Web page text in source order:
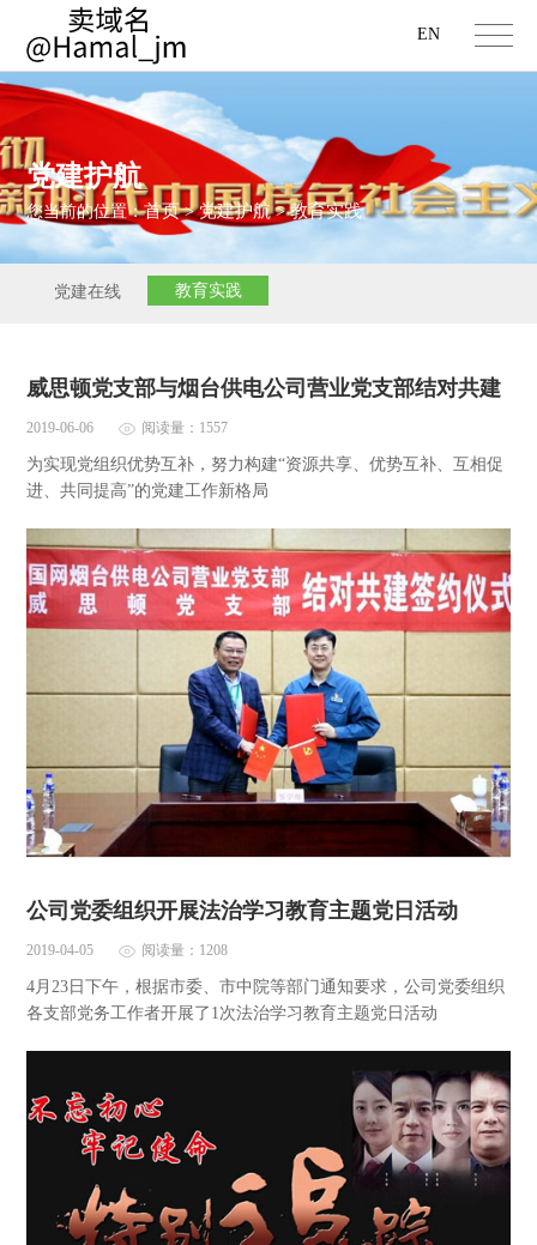
EN
党建护航
您当前的位置：首页>党建护航>教育实践
党建在线 教育实践
威思顿党支部与烟台供电公司营业党支部结对共建
2019-06-06 阅读量：1557
为实现党组织优势互补，努力构建“资源共享、优势互补、互相促
进、共同提高”的党建工作新格局
公司党委组织开展法治学习教育主题党日活动
2019-04-05 阅读量：1208
4月23日下午，根据市委、市中院等部门通知要求，公司党委组织
各支部党务工作者开展了1次法治学习教育主题党日活动